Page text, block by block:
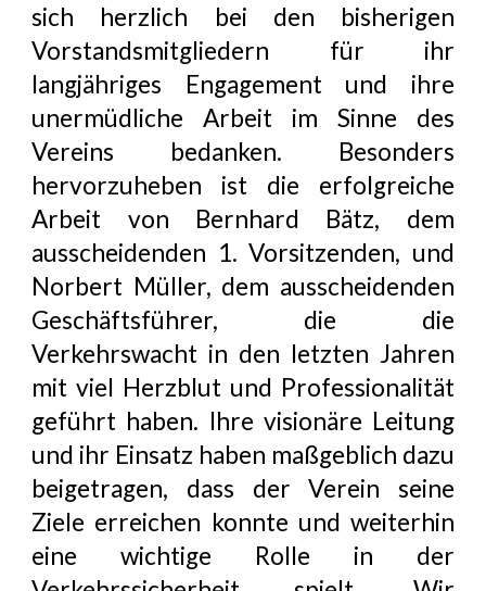
sich herzlich bei den bisherigen
Vorstandsmitgliedern für ihr
langjähriges Engagement und ihre
unermüdliche Arbeit im Sinne des
Vereins bedanken. Besonders
hervorzuheben ist die erfolgreiche
Arbeit von Bernhard Bätz, dem
ausscheidenden 1. Vorsitzenden, und
Norbert Müller, dem ausscheidenden
Geschäftsführer, die die
Verkehrswacht in den letzten Jahren
mit viel Herzblut und Professionalität
geführt haben. Ihre visionäre Leitung
und ihr Einsatz haben maßgeblich dazu
beigetragen, dass der Verein seine
Ziele erreichen konnte und weiterhin
eine wichtige Rolle in der